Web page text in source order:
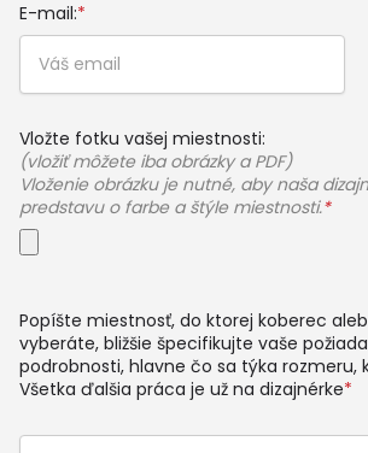
E-mail:*
Vložte fotku vašej miestnosti:
(vložiť môžete iba obrázky a PDF)
Vloženie obrázku je nutné, aby naša
predstavu o farbe a štýle miestnosti.*
Popíšte miestnosť, do ktorej koberec
vyberáte, bližšie špecifikujte vaše
podrobnosti, hlavne čo sa týka rozmeru,
Všetka ďalšia práca je už na dizajnérke*